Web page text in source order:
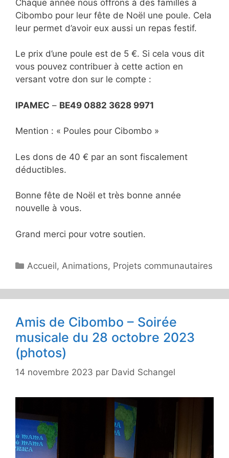
Chaque année nous offrons à des familles à
Cibombo pour leur fête de Noël une poule. Cela
leur permet d’avoir eux aussi un repas festif.
Le prix d’une poule est de 5 €. Si cela vous dit
vous pouvez contribuer à cette action en
versant votre don sur le compte :
IPAMEC – BE49 0882 3628 9971
Mention : « Poules pour Cibombo »
Les dons de 40 € par an sont fiscalement
déductibles.
Bonne fête de Noël et très bonne année
nouvelle à vous.
Grand merci pour votre soutien.
Catégories
Accueil, Animations, Projets communautaires
Amis de Cibombo – Soirée
musicale du 28 octobre 2023
(photos)
14 novembre 2023 par David Schangel